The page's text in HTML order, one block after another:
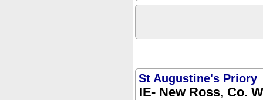
St Augustine's Priory
IE- New Ross, Co.